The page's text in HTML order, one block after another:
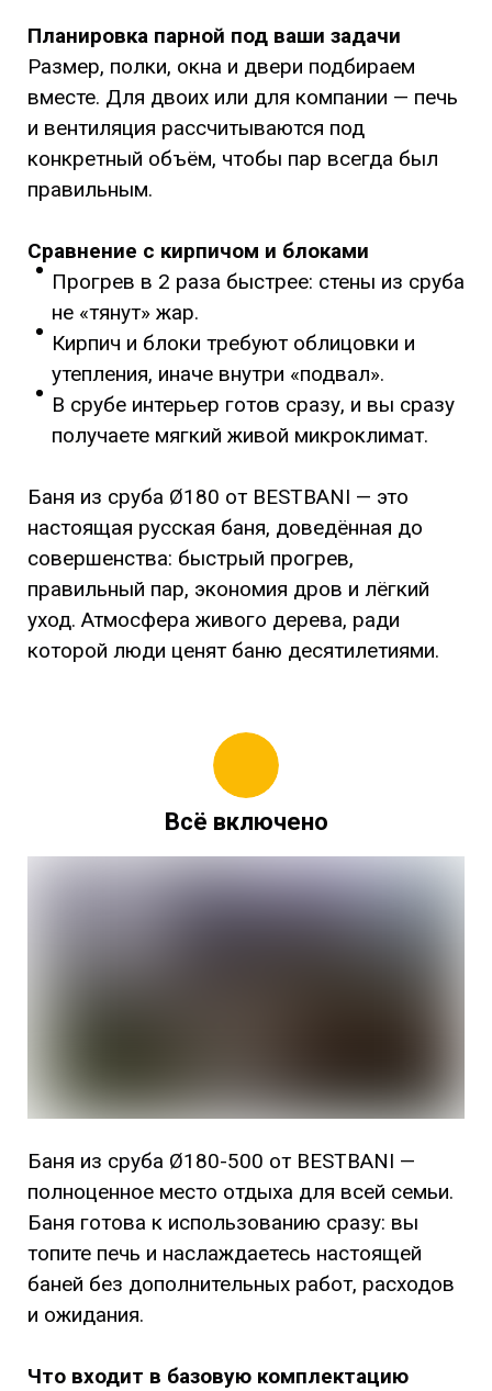
Планировка парной под ваши задачи
Размер, полки, окна и двери подбираем
вместе. Для двоих или для компании — печь
и вентиляция рассчитываются под
конкретный объём, чтобы пар всегда был
правильным.
Сравнение с кирпичом и блоками
Прогрев в 2 раза быстрее: стены из сруба
не «тянут» жар.
Кирпич и блоки требуют облицовки и
утепления, иначе внутри «подвал».
В срубе интерьер готов сразу, и вы сразу
получаете мягкий живой микроклимат.
Баня из сруба Ø180 от BESTBANI — это
настоящая русская баня, доведённая до
совершенства: быстрый прогрев,
правильный пар, экономия дров и лёгкий
уход. Атмосфера живого дерева, ради
которой люди ценят баню десятилетиями.
Всё включено
Баня из сруба Ø180-500 от BESTBANI —
полноценное место отдыха для всей семьи.
Баня готова к использованию сразу: вы
топите печь и наслаждаетесь настоящей
баней без дополнительных работ, расходов
и ожидания.
Что входит в базовую комплектацию